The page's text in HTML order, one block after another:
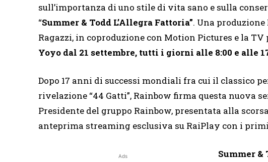
sull’importanza di uno stile di vita sano e sulla
“Summer & Todd L’Allegra Fattoria”. Una
Ragazzi, in coproduzione con Motion Pictures e la
Yoyo dal 21 settembre, tutti i giorni alle 8:00 e alle
Dopo 17 anni di successi mondiali fra cui il classico
rivelazione “44 Gatti”, Rainbow firma questa nuova
Presidente del gruppo Rainbow, presentata alla
anteprima streaming esclusiva su RaiPlay con i primi
Ads Summer &